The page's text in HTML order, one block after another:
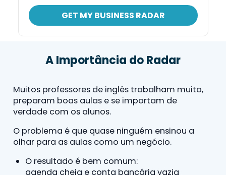
GET MY BUSINESS RADAR
A Importância do Radar
Muitos professores de inglês trabalham muito,
preparam boas aulas e se importam de
verdade com os alunos.
O problema é que quase ninguém ensinou a
olhar para as aulas como um negócio.
O resultado é bem comum:
agenda cheia e conta bancária vazia